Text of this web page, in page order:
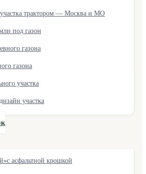
трактором — Москва и МО
под газон
газона
газона
участка
участка
асфальтной крошкой